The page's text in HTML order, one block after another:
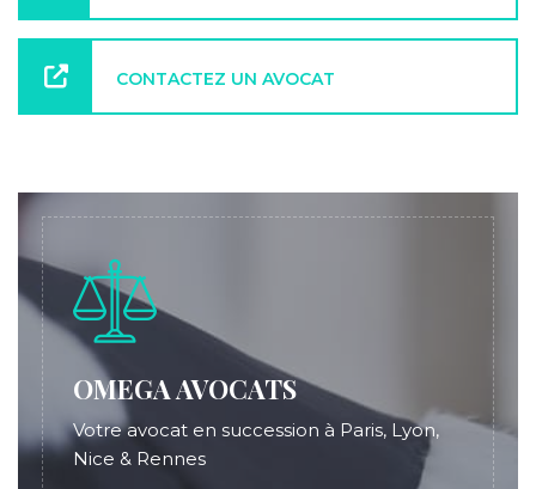
CONTACTEZ UN AVOCAT
OMEGA AVOCATS
Votre avocat en succession à Paris, Lyon,
Nice & Rennes